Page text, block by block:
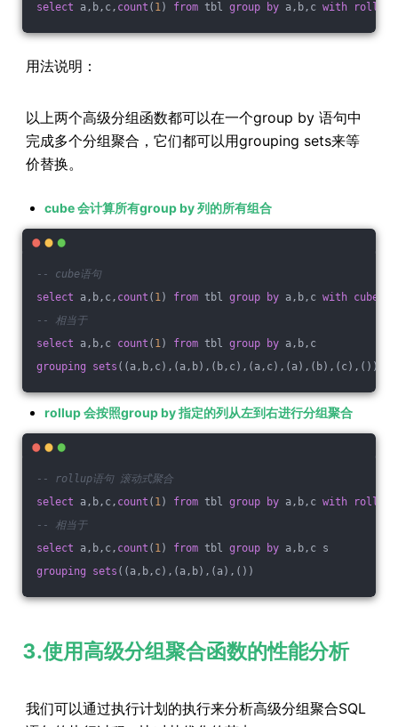
select a,b,c, count ( 1) from tbl group by a,b,c with rollup
用法说明：
以上两个高级分组函数都可以在一个group by 语句中
完成多个分组聚合，它们都可以用grouping sets来等
价替换。
cube 会计算所有group by 列的所有组合
-- cube语句
select a,b,c, count ( 1) from tbl group by a,b,c with cube
-- 相当于
select a,b,c count ( 1) from tbl group by a,b,c
grouping
sets ((a,b,c),(a,b),(b,c),(a,c),(a),(b),(c),())
rollup 会按照group by 指定的列从左到右进行分组聚合
-- rollup语句 滚动式聚合
select a,b,c, count ( 1) from tbl group by a,b,c with
rollup
-- 相当于
select a,b,c, count ( 1) from tbl group by a,b,c s
grouping
sets ((a,b,c),(a,b),(a),())
3.使用高级分组聚合函数的性能分析
我们可以通过执行计划的执行来分析高级分组聚合SQL